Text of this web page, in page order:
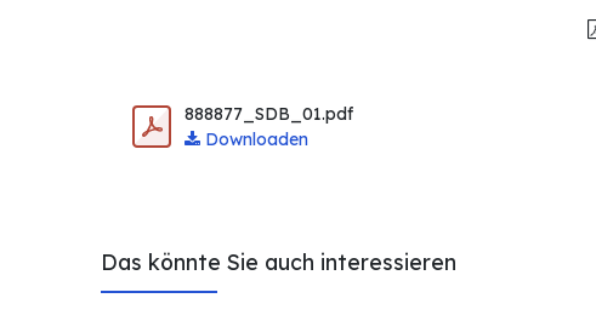
888877_SDB_01.pdf
Downloaden
Das könnte Sie auch interessieren